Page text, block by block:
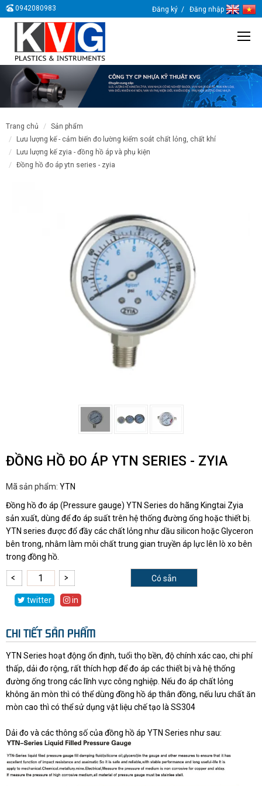
0942080983 Đăng ký Đăng nhập
trang chủ
sản phẩm
lưu lượng kế - cảm biến đo lường kiểm soát chất lỏng, chất khí
lưu lượng kế zyia - đồng hồ áp và phụ kiện
đồng hồ đo áp ytn series - zyia
ĐỒNG HỒ ĐO ÁP YTN SERIES - ZYIA
Mã sản phẩm: YTN
Đồng hồ đo áp (Pressure gauge) YTN Series do hãng Kingtai Zyia
sản xuất, dùng để đo áp suất trên hệ thống đường ống hoặc thiết bị.
YTN series được đổ đầy các chất lỏng như dầu silicon hoặc Glyceron
bên trong, nhằm làm môi chất trung gian truyền áp lực lên lò xo bên
trong đồng hồ.
Có sẵn
twitter in
CHI TIẾT SẢN PHẨM
YTN Series hoạt động ổn định, tuổi thọ bền, độ chính xác cao, chi phí
thấp, dải đo rộng, rất thích hợp để đo áp các thiết bị và hệ thống
đường ống trong các lĩnh vực công nghiệp. Nếu đo áp chất lỏng
không ăn mòn thì có thể dùng đồng hồ áp thân đồng, nếu lưu chất ăn
mòn cao thì có thể sử dụng vật liệu chế tạo là SS304
Dải đo và các thông số của đồng hồ áp YTN Series như sau: